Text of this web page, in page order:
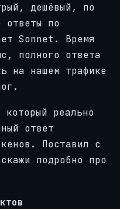
дешёвый, по
ответы по
Sonnet. Время
полного ответа
на нашем трафике
который реально
ответ
Поставил с
подробно про